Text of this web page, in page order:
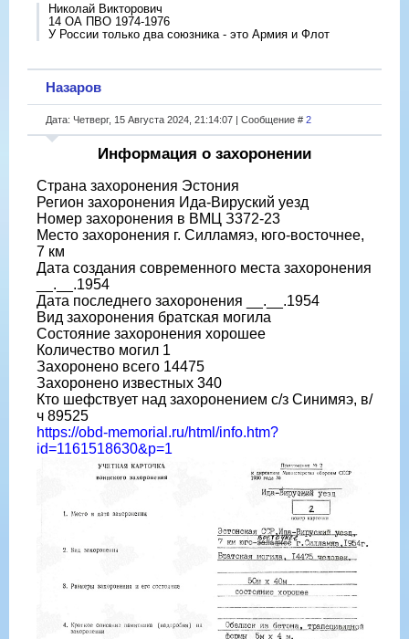
Николай Викторович
14 ОА ПВО 1974-1976
У России только два союзника - это Армия и Флот
Назаров
Дата: Четверг, 15 Августа 2024, 21:14:07 | Сообщение # 2
Информация о захоронении
Страна захоронения Эстония
Регион захоронения Ида-Вируский уезд
Номер захоронения в ВМЦ З372-23
Место захоронения г. Силламяэ, юго-восточнее,
7 км
Дата создания современного места захоронения
__.__.1954
Дата последнего захоронения __.__.1954
Вид захоронения братская могила
Состояние захоронения хорошее
Количество могил 1
Захоронено всего 14475
Захоронено известных 340
Кто шефствует над захоронением с/з Синимяэ, в/
ч 89525
https://obd-memorial.ru/html/info.htm?
id=1161518630&p=1